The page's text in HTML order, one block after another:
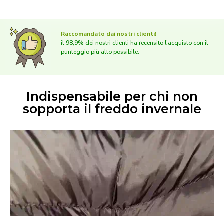
Raccomandato dai nostri clienti!
il 98,9% dei nostri clienti ha recensito l’acquisto con il
punteggio più alto possibile.
Indispensabile per chi non
sopporta il freddo invernale